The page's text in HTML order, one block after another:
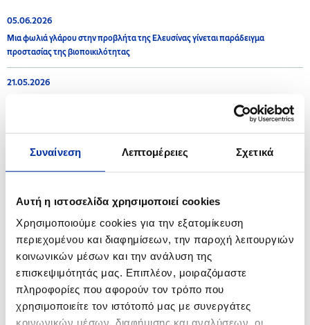
Συναίνεση Λεπτομέρειες Σχετικά
Αυτή η ιστοσελίδα χρησιμοποιεί cookies
Χρησιμοποιούμε cookies για την εξατομίκευση
περιεχομένου και διαφημίσεων, την παροχή λειτουργιών
κοινωνικών μέσων και την ανάλυση της
επισκεψιμότητάς μας. Επιπλέον, μοιραζόμαστε
πληροφορίες που αφορούν τον τρόπο που
χρησιμοποιείτε τον ιστότοπό μας με συνεργάτες
κοινωνικών μέσων, διαφήμισης και αναλύσεων, οι
05.06.2026
Μια φωλιά γλάρου στην προβλήτα της Ελευσίνας γίνεται παράδειγμα
προστασίας της βιοποικιλότητας
21.05.2026
2025
Περιβαλλοντικών Επιπτώσεων (ΣΜΠΕ) στο πλαίσιο της διαδικασίας
έγκρισης Ειδικού Πολεοδομικού Σχεδίου (Ε.Π.Σ.) των Βιομηχανικών
Εγκαταστάσεων Ασπροπύργου (ΒΕΑ)
24.04.2025
Προσθέτουμε στη «φαρέτρα» της Τροχαίας Θεσσαλονίκης άλλες δύο
μοτοσυκλέτες, μεγάλου κυβισμού